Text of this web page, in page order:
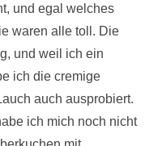
und egal welches
waren alle toll. Die
und weil ich ein
ich die cremige
auch ausprobiert.
ich mich noch nicht